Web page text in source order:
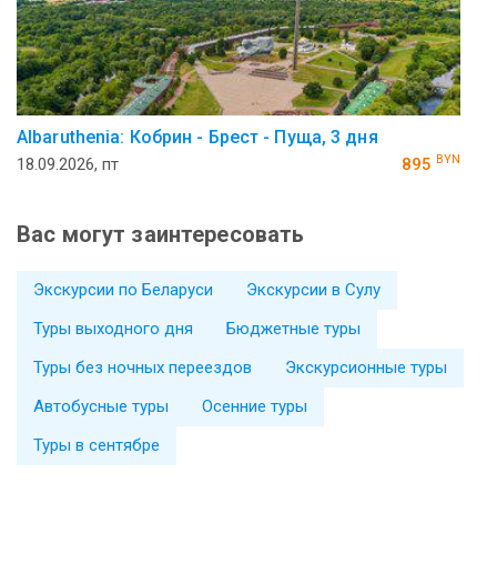
Albaruthenia: Кобрин - Брест - Пуща, 3 дня
18.09.2026, пт 895 BYN
Вас могут заинтересовать
Экскурсии по Беларуси
Экскурсии в Сулу
Туры выходного дня
Бюджетные туры
Туры без ночных переездов
Экскурсионные туры
Автобусные туры
Осенние туры
Туры в сентябре